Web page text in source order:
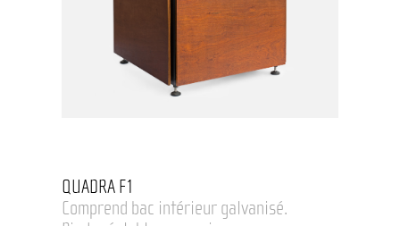
QUADRA F1
Comprend bac intérieur galvanisé.